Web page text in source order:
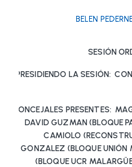
BELEN
SESIÓN
PRESIDIENDO LA SESIÓN:
CONCEJALES PRESENTES:
DAVID GUZMAN (BLOQUE
CAMIOLO
GONZALEZ (BLOQUE UNIÓN
(BLOQUE UCR